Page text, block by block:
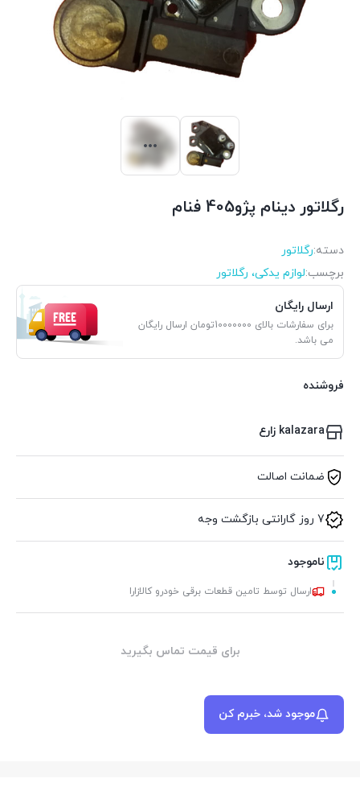
رگلاتور دینام پژو405 فنام
دسته:رگلاتور
برچسب:لوازم یدکی، رگلاتور
ارسال رایگان
برای سفارشات بالای 10000000تومان ارسال رایگان
می باشد.
فروشنده
kalazara زارع
ضمانت اصالت
7 روز گارانتی بازگشت وجه
ناموجود
ارسال توسط تامین قطعات برقی خودرو کالازارا
برای قیمت تماس بگیرید
موجود شد، خبرم کن